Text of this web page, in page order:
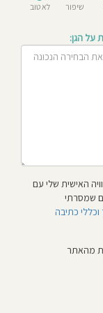
שיפור
לא טוב
על הגן:
האישית שלי עם
שמסרתי
כתיבה
מהאתר